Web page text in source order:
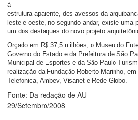
à
estrutura aparente, dos avessos da
leste e oeste, no segundo andar, existe uma
um dos destaques do novo projeto
Orçado em R$ 37,5 milhões, o Museu do
Governo do Estado e da Prefeitura de São
Municipal de Esportes e da São Paulo
realização da Fundação Roberto Marinho, em
Telefonica, Ambev, Visanet e Rede Globo.
Fonte: Da redação de AU
29/Setembro/2008